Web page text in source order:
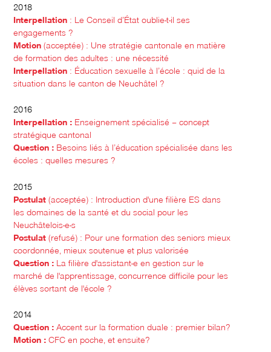
2018
Interpellation : Le Conseil d’État oublie-t-il ses
engagements ?
Motion (acceptée) : Une stratégie cantonale en matière
de formation des adultes : une nécessité
Interpellation : Éducation sexuelle à l’école : quid de la
situation dans le canton de Neuchâtel ?
2016
Interpellation : Enseignement spécialisé – concept
stratégique cantonal
Question : Besoins liés à l’éducation spécialisée dans les
écoles : quelles mesures ?
2015
Postulat(acceptée) : Introduction d'une filière ES dans
les domaines de la santé et du social pour les
Neuchâtelois-e-s
Postulat (refusé) : Pour une formation des seniors mieux
coordonnée, mieux soutenue et plus valorisée
Question : La filière d'assistant-e en gestion sur le
marché de l'apprentissage, concurrence difficile pour les
élèves sortant de l'école ?
2014
Question : Accent sur la formation duale : premier bilan?
Motion : CFC en poche, et ensuite?